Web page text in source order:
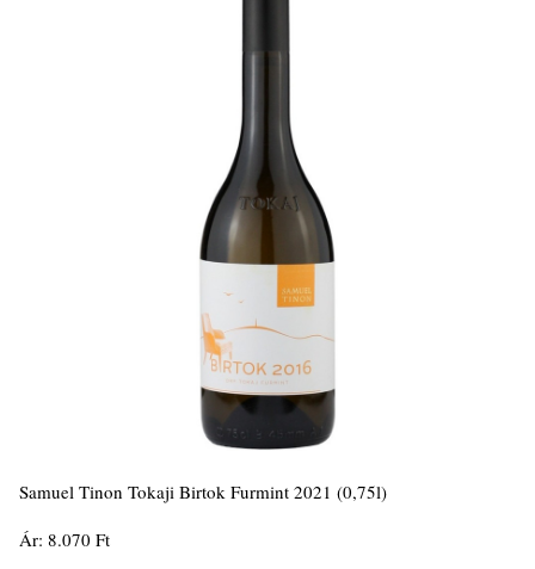
Samuel Tinon Tokaji Birtok Furmint 2021 (0,75l)
Ár: 8.070 Ft